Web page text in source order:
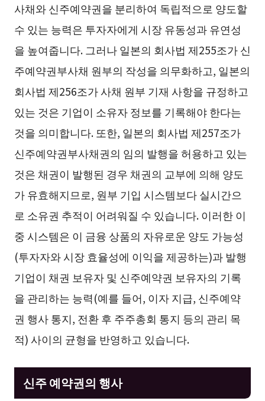
사채와 신주예약권을 분리하여 독립적으로 양도할
수 있는 능력은 투자자에게 시장 유동성과 유연성
을 높여줍니다. 그러나 일본의 회사법 제255조가 신
주예약권부사채 원부의 작성을 의무화하고, 일본의
회사법 제256조가 사채 원부 기재 사항을 규정하고
있는 것은 기업이 소유자 정보를 기록해야 한다는
것을 의미합니다. 또한, 일본의 회사법 제257조가
신주예약권부사채권의 임의 발행을 허용하고 있는
것은 채권이 발행된 경우 채권의 교부에 의해 양도
가 유효해지므로, 원부 기입 시스템보다 실시간으
로 소유권 추적이 어려워질 수 있습니다. 이러한 이
중 시스템은 이 금융 상품의 자유로운 양도 가능성
(투자자와 시장 효율성에 이익을 제공하는)과 발행
기업이 채권 보유자 및 신주예약권 보유자의 기록
을 관리하는 능력(예를 들어, 이자 지급, 신주예약
권 행사 통지, 전환 후 주주총회 통지 등의 관리 목
적) 사이의 균형을 반영하고 있습니다.
신주 예약권의 행사